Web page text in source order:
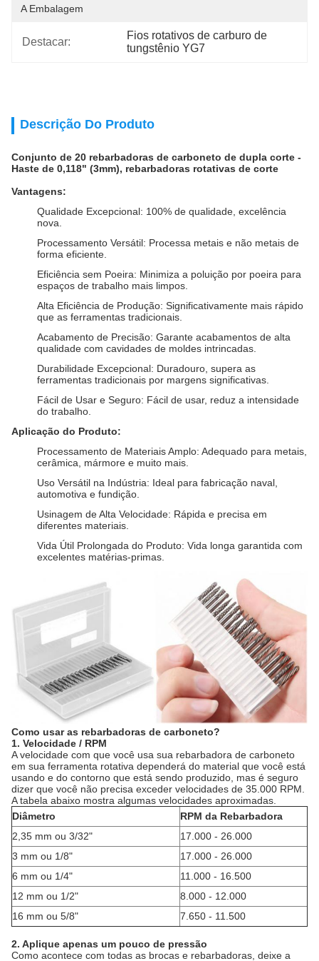
A Embalagem
Destacar:
Fios rotativos de carburo de
tungstênio YG7
Descrição Do Produto
Conjunto de 20 rebarbadoras de carboneto de dupla corte -
Haste de 0,118" (3mm), rebarbadoras rotativas de corte
Vantagens:
Qualidade Excepcional: 100% de qualidade, excelência
nova.
Processamento Versátil: Processa metais e não metais de
forma eficiente.
Eficiência sem Poeira: Minimiza a poluição por poeira para
espaços de trabalho mais limpos.
Alta Eficiência de Produção: Significativamente mais rápido
que as ferramentas tradicionais.
Acabamento de Precisão: Garante acabamentos de alta
qualidade com cavidades de moldes intrincadas.
Durabilidade Excepcional: Duradouro, supera as
ferramentas tradicionais por margens significativas.
Fácil de Usar e Seguro: Fácil de usar, reduz a intensidade
do trabalho.
Aplicação do Produto:
Processamento de Materiais Amplo: Adequado para metais,
cerâmica, mármore e muito mais.
Uso Versátil na Indústria: Ideal para fabricação naval,
automotiva e fundição.
Usinagem de Alta Velocidade: Rápida e precisa em
diferentes materiais.
Vida Útil Prolongada do Produto: Vida longa garantida com
excelentes matérias-primas.
Como usar as rebarbadoras de carboneto?
1. Velocidade / RPM
A velocidade com que você usa sua rebarbadora de carboneto
em sua ferramenta rotativa dependerá do material que você está
usando e do contorno que está sendo produzido, mas é seguro
dizer que você não precisa exceder velocidades de 35.000 RPM.
A tabela abaixo mostra algumas velocidades aproximadas.
Diâmetro
RPM da Rebarbadora
2,35 mm ou 3/32"
17.000 - 26.000
3 mm ou 1/8"
17.000 - 26.000
6 mm ou 1/4"
11.000 - 16.500
12 mm ou 1/2"
8.000 - 12.000
16 mm ou 5/8"
7.650 - 11.500
2. Aplique apenas um pouco de pressão
Como acontece com todas as brocas e rebarbadoras, deixe a